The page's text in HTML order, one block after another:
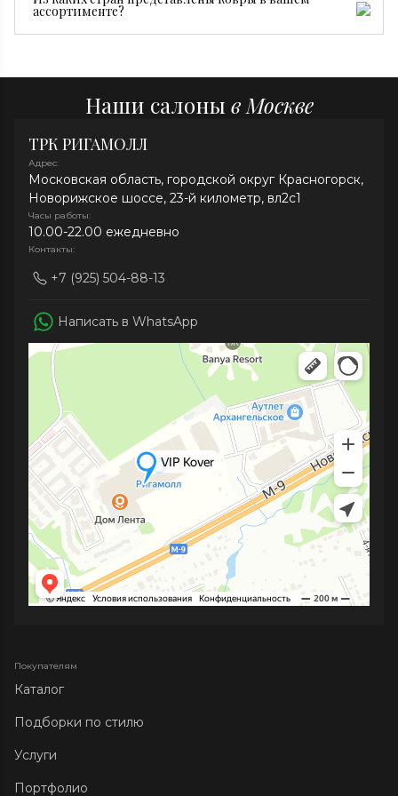
турбощетки и средств без хлора. При необходимости
ассортименте?
Наши салоны в Москве
ТРК РИГАМОЛЛ
Адрес:
Московская область, городской округ Красногорск,
Новорижское шоссе, 23-й километр, вл2с1
Часы работы:
10.00-22.00 ежедневно
Контакты:
+7 (925) 504-88-13
Написать в WhatsApp
Покупателям
Каталог
Подборки по стилю
Услуги
Портфолио